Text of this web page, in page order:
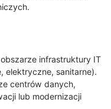
infrastruktury IT
elektryczne, sanitarne).
centrów danych,
lub modernizacji